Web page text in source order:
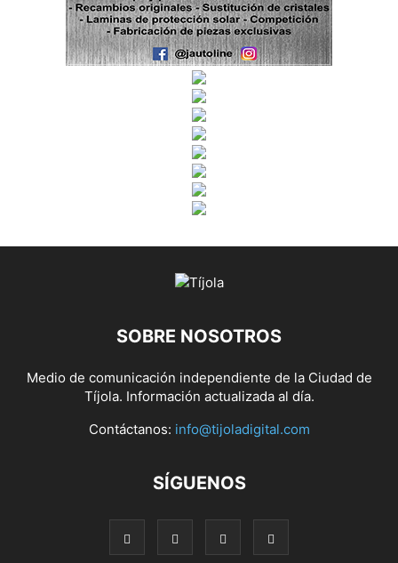
SOBRE NOSOTROS
Medio de comunicación independiente de la Ciudad de
Tíjola. Información actualizada al día.
Contáctanos: info@tijoladigital.com
SÍGUENOS